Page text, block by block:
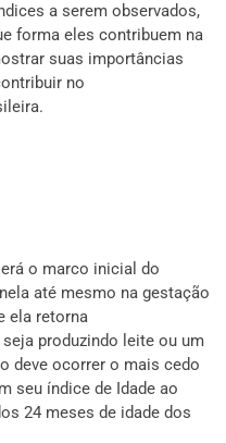
a serem observados,
forma eles contribuem na
suas importâncias
no
o marco inicial do
até mesmo na gestação
ela retorna
produzindo leite ou um
deve ocorrer o mais cedo
seu índice de Idade ao
24 meses de idade dos